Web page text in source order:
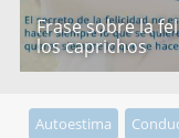
Frase sobre la
los caprichos
Autoestima